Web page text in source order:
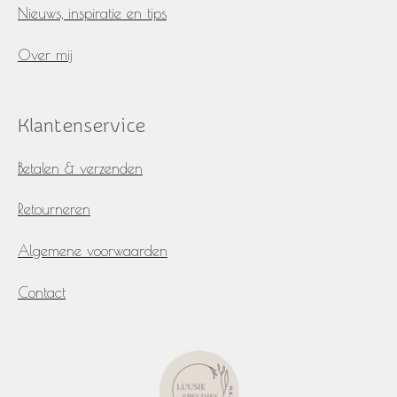
Nieuws, inspiratie en tips
Over mij
Klantenservice
Betalen & verzenden
Retourneren
Algemene voorwaarden
Contact